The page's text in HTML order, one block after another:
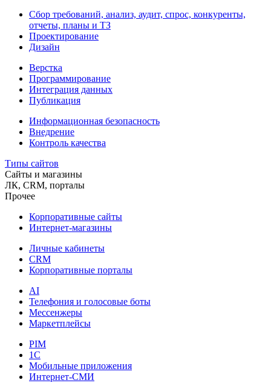
Сбор требований, анализ, аудит, спрос, конкуренты,
отчеты, планы и ТЗ
Проектирование
Дизайн
Верстка
Программирование
Интеграция данных
Публикация
Информационная безопасность
Внедрение
Контроль качества
Типы сайтов
Сайты и магазины
ЛК, CRM, порталы
Прочее
Корпоративные сайты
Интернет-магазины
Личные кабинеты
CRM
Корпоративные порталы
AI
Телефония и голосовые боты
Мессенжеры
Маркетплейсы
PIM
1C
Мобильные приложения
Интернет-СМИ